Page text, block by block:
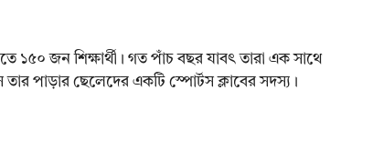
১৫০ জন শিক্ষার্থী। গত পাঁচ বছর যাবৎ তারা এক সাথে
পাড়ার ছেলেদের একটি স্পোর্টস ক্লাবের সদস্য।